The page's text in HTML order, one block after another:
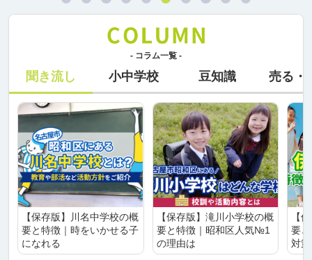
- コラム一覧 -
聞き流し 小中学校 豆知識 売る・
【保存版】川名中学校の概
要と特徴｜時をいかせる子
になれる
【保存版】滝川小学校の概
要と特徴｜昭和区人気№1
の理由は
【
要
対